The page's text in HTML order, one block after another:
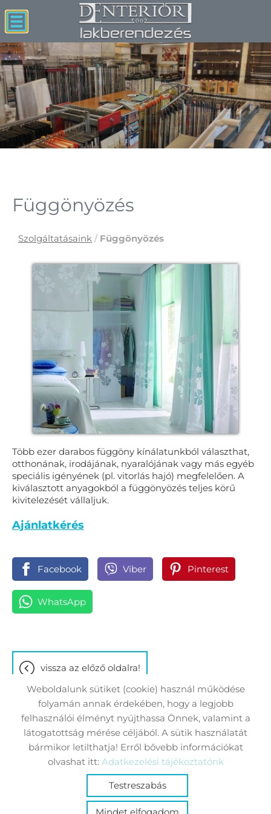
Függönyözés
Szolgáltatásaink / Függönyözés
Több ezer darabos függöny kínálatunkból választhat,
otthonának, irodájának, nyaralójának vagy más egyéb
speciális igényének (pl. vitorlás hajó) megfelelően. A
kiválasztott anyagokból a függönyözés teljes körű
kivitelezését vállaljuk.
Ajánlatkérés
Facebook Viber Pinterest
WhatsApp
vissza az előző oldalra!
© 2026 - Minden jog fenntartva
Oldal információk
Adatkezelési tájékoztató
Impresszum
Sütik kezelése
Testreszabás
Weboldalunk sütiket (cookie) használ működése
folyamán annak érdekében, hogy a legjobb
felhasználói élményt nyújthassa Önnek, valamint a
látogatottság mérése céljából. A sütik használatát
bármikor letilthatja! Erről bővebb információkat
olvashat itt: Adatkezelési tájékoztatónk